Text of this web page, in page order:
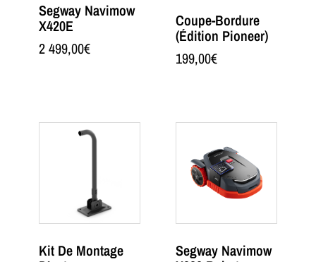
Segway Navimow
X420E
2 499,00€
Coupe-Bordure
(Édition Pioneer)
199,00€
Kit De Montage
Segway Navimow